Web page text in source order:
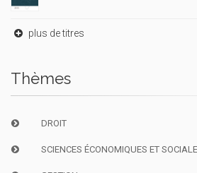
plus de titres
Thèmes
DROIT
SCIENCES ÉCONOMIQUES ET